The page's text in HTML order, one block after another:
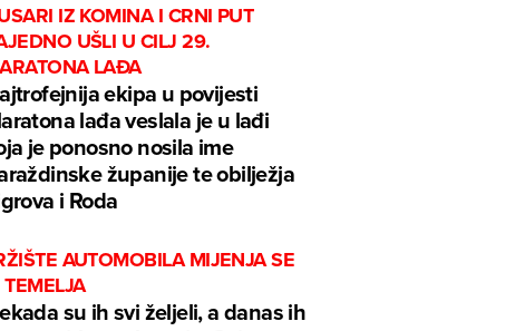
IZ KOMINA I CRNI PUT
UŠLI U CILJ 29.
LAĐA
ekipa u povijesti
lađa veslala je u lađi
je ponosno nosila ime
županije te obilježja
i Roda
AUTOMOBILA MIJENJA SE
su ih svi željeli, a danas ih